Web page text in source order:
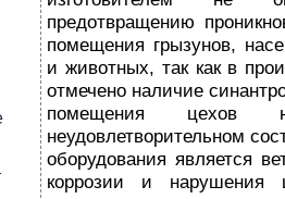
предотвращению
помещения грызунов,
и животных, так как в
отмечено наличие
помещения цехов
неудовлетворительном
оборудования является
коррозии и нарушения